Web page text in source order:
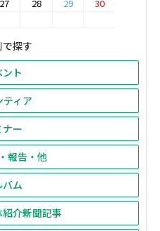
27 28 29
30
探す
ト
ィア
ー
報告・他
バム
介新聞記事